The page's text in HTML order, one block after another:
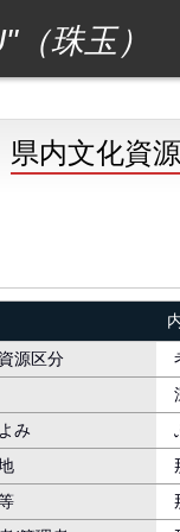
珠玉）
県内文化資
源区分
み